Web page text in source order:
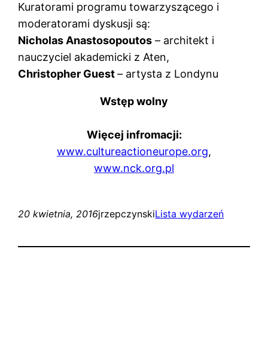
Kuratorami programu towarzyszącego i
moderatorami dyskusji są:
Nicholas Anastosopoutos – architekt i
nauczyciel akademicki z Aten,
Christopher Guest– artysta z Londynu
Wstęp wolny
Więcej infromacji:
www.cultureactioneurope.org,
www.nck.org.pl
20 kwietnia, 2016jrzepczynskiLista wydarzeń